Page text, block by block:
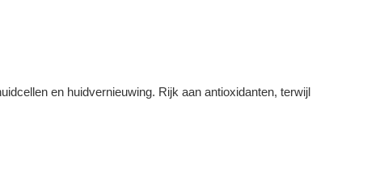
en huidvernieuwing. Rijk aan antioxidanten, terwijl